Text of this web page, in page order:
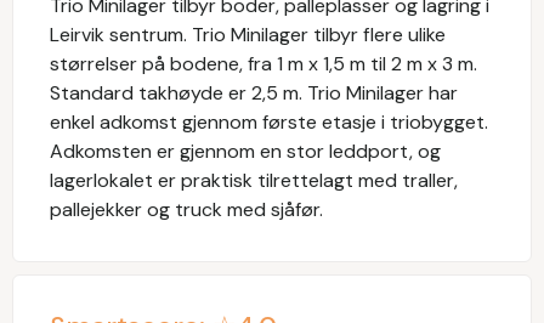
Trio Minilager tilbyr boder, palleplasser og lagring i
Leirvik sentrum. Trio Minilager tilbyr flere ulike
størrelser på bodene, fra 1 m x 1,5 m til 2 m x 3 m.
Standard takhøyde er 2,5 m. Trio Minilager har
enkel adkomst gjennom første etasje i triobygget.
Adkomsten er gjennom en stor leddport, og
lagerlokalet er praktisk tilrettelagt med traller,
pallejekker og truck med sjåfør.